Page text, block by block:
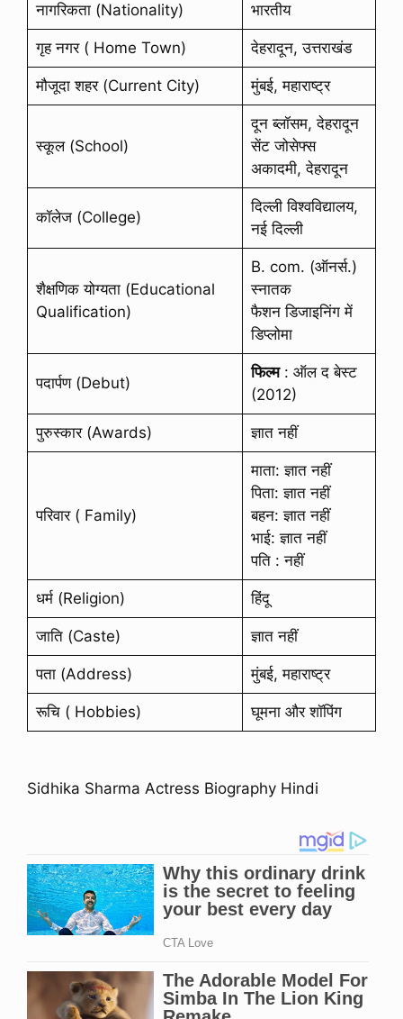
नागरिकता (Nationality) भारतीय
गृह नगर ( Home Town) देहरादून, उत्तराखंड
मौजूदा शहर (Current City) मुंबई, महाराष्ट्र
स्कूल (School)
दून ब्लॉसम, देहरादून
सेंट जोसेफ्स
अकादमी, देहरादून
कॉलेज (College)
दिल्ली विश्वविद्यालय,
नई दिल्ली
शैक्षणिक योग्यता (Educational
Qualification)
B. com. (ऑनर्स.)
स्नातक
फैशन डिजाइनिंग में
डिप्लोमा
पदार्पण (Debut)
फिल्म: ऑल द बेस्ट
(2012)
पुरुस्कार (Awards) ज्ञात नहीं
परिवार ( Family)
माता: ज्ञात नहीं
पिता: ज्ञात नहीं
बहन: ज्ञात नहीं
भाई: ज्ञात नहीं
पति : नहीं
धर्म (Religion) हिंदू
जाति (Caste) ज्ञात नहीं
पता (Address) मुंबई, महाराष्ट्र
रूचि ( Hobbies) घूमना और शॉपिंग
Sidhika Sharma Actress Biography Hindi